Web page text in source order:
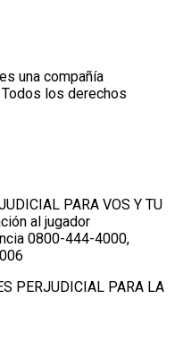
una compañía
los derechos
PARA VOS Y TU
al jugador
0800-444-4000,
PERJUDICIAL PARA LA